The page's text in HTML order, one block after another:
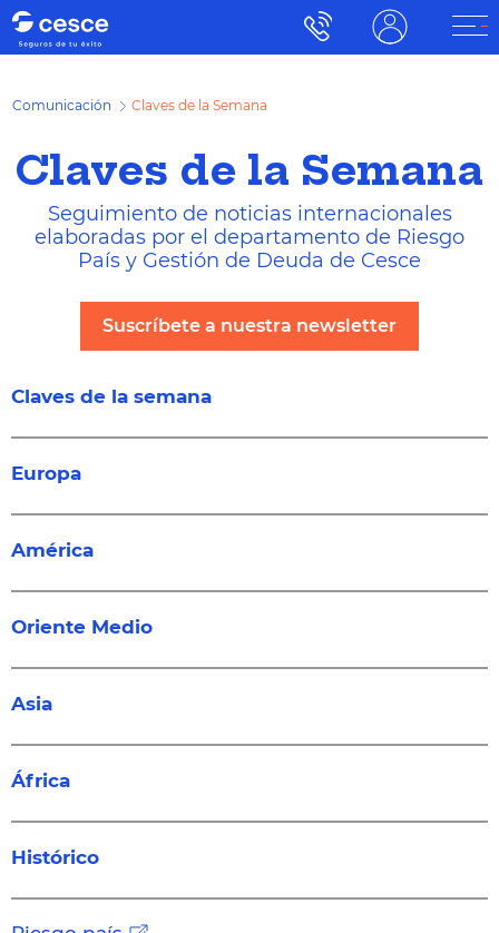
Comunicación Claves de la Semana
Claves de la Semana
Seguimiento de noticias internacionales
elaboradas por el departamento de Riesgo
País y Gestión de Deuda de Cesce
Suscríbete a nuestra newsletter
Claves de la semana
Europa
América
Oriente Medio
Asia
África
Histórico